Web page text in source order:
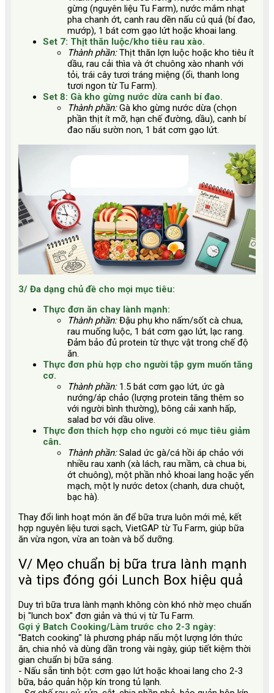
gừng (nguyên liệu Tu Farm), nước mắm nhạt
pha chanh ớt, canh rau dền nấu củ quả (bí đao,
mướp), 1 bát cơm gạo lứt hoặc khoai lang.
Set 7: Thịt thăn luộc/kho tiêu rau xào.
Thành phần:Thịt thăn lợn luộc hoặc kho tiêu ít
dầu, rau cải thìa và ớt chuông xào nhanh với
tỏi, trái cây tươi tráng miệng (ổi, thanh long
tươi ngon từ Tu Farm).
Set 8: Gà kho gừng nước dừa canh bí đao.
Thành phần:Gà kho gừng nước dừa (chọn
phần thịt ít mỡ, hạn chế đường, dầu), canh bí
đao nấu sườn non, 1 bát cơm gạo lứt.
3/ Đa dạng chủ đề cho mọi mục tiêu:
Thực đơn ăn chay lành mạnh:
Thành phần:Đậu phụ kho nấm/sốt cà chua,
rau muống luộc, 1 bát cơm gạo lứt, lạc rang.
Đảm bảo đủ protein từ thực vật trong chế độ
ăn.
Thực đơn phù hợp cho người tập gym muốn tăng
cơ.
Thành phần: 1.5 bát cơm gạo lứt, ức gà
nướng/áp chảo (lượng protein tăng thêm so
với người bình thường), bông cải xanh hấp,
salad bơ với dầu olive.
Thực đơn thích hợp cho người có mục tiêu giảm
cân.
Thành phần:Salad ức gà/cá hồi áp chảo với
nhiều rau xanh (xà lách, rau mầm, cà chua bi,
ớt chuông), một phần nhỏ khoai lang hoặc yến
mạch, một ly nước detox (chanh, dưa chuột,
bạc hà).
Thay đổi linh hoạt món ăn để bữa trưa luôn mới mẻ, kết
hợp nguyên liệu tươi sạch, VietGAP từ Tu Farm, giúp bữa
ăn vừa ngon, vừa an toàn và bổ dưỡng.
V/ Mẹo chuẩn bị bữa trưa lành mạnh
và tips đóng gói Lunch Box hiệu quả
Duy trì bữa trưa lành mạnh không còn khó nhờ mẹo chuẩn
bị "lunch box" đơn giản và thú vị từ Tu Farm.
Gợi ý Batch Cooking/Làm trước cho 2-3 ngày:
"Batch cooking" là phương pháp nấu một lượng lớn thức
ăn, chia nhỏ và dùng dần trong vài ngày, giúp tiết kiệm thời
gian chuẩn bị bữa sáng.
- Nấu sẵn tinh bột: cơm gạo lứt hoặc khoai lang cho 2-3
bữa, bảo quản hộp kín trong tủ lạnh.